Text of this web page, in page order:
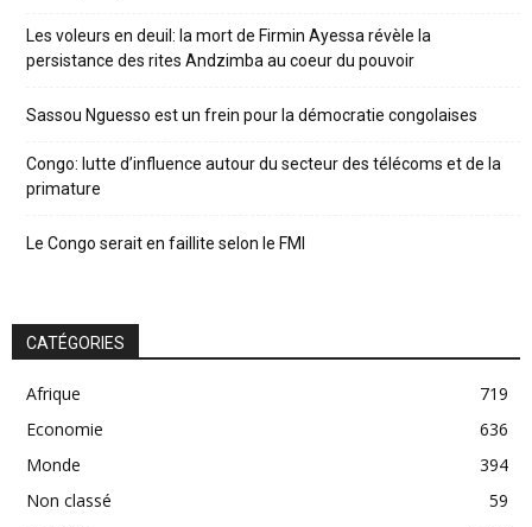
Les voleurs en deuil: la mort de Firmin Ayessa révèle la
persistance des rites Andzimba au coeur du pouvoir
Sassou Nguesso est un frein pour la démocratie congolaises
Congo: lutte d’influence autour du secteur des télécoms et de la
primature
Le Congo serait en faillite selon le FMI
CATÉGORIES
Afrique
719
Economie
636
Monde
394
Non classé
59